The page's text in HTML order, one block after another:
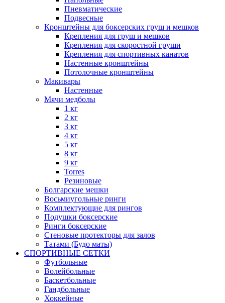
Пневматические
Подвесные
Кронштейны для боксерских груш и мешков
Крепления для груш и мешков
Крепления для скоростной груши
Крепления для спортивных канатов
Настенные кронштейны
Потолочные кронштейны
Макивары
Настенные
Мячи медболы
1 кг
2 кг
3 кг
4 кг
5 кг
8 кг
9 кг
Torres
Резиновые
Болгарские мешки
Восьмиугольные ринги
Комплектующие для рингов
Подушки боксерские
Ринги боксерские
Стеновые протекторы для залов
Татами (Будо маты)
СПОРТИВНЫЕ СЕТКИ
Футбольные
Волейбольные
Баскетбольные
Гандбольные
Хоккейные